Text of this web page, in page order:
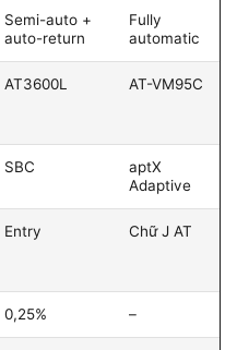
Semi-auto +
auto-return
Fully
automatic
AT3600L AT-VM95C
SBC
aptX
Adaptive
Entry Chữ J AT
0,25% –